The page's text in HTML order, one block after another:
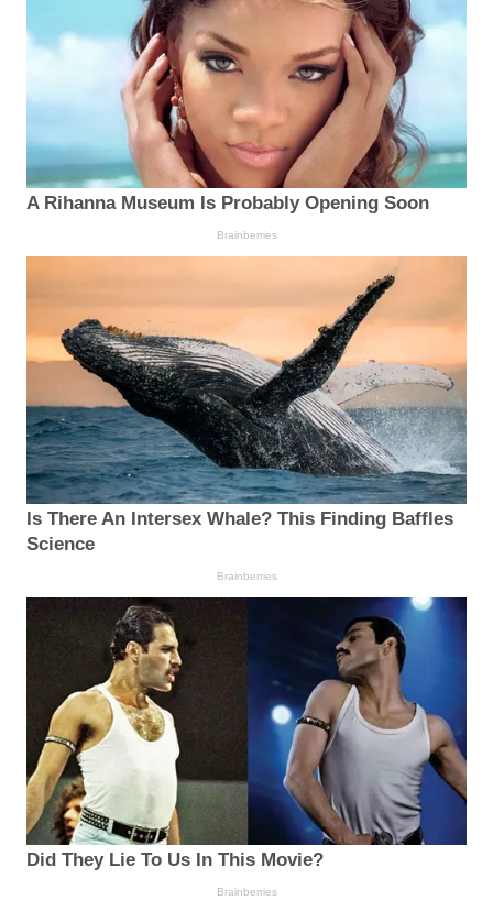
A Rihanna Museum Is Probably Opening Soon
Brainberries
Is There An Intersex Whale? This Finding Baffles
Science
Brainberries
Did They Lie To Us In This Movie?
Brainberries